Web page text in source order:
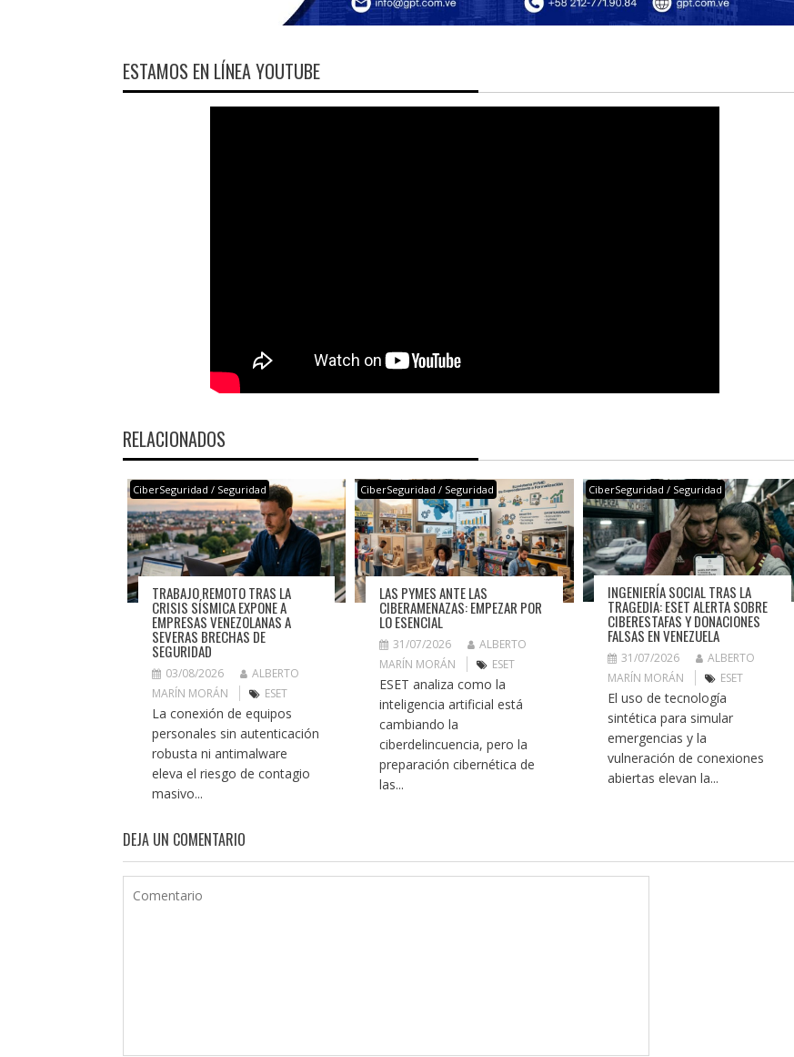
ESTAMOS EN LÍNEA YOUTUBE
RELACIONADOS
CiberSeguridad / Seguridad
TRABAJO REMOTO TRAS LA
CRISIS SÍSMICA EXPONE A
EMPRESAS VENEZOLANAS A
SEVERAS BRECHAS DE
SEGURIDAD
03/08/2026
ALBERTO
MARÍN MORÁN
ESET
La conexión de equipos
personales sin autenticación
robusta ni antimalware
eleva el riesgo de contagio
masivo...
CiberSeguridad / Seguridad
LAS PYMES ANTE LAS
CIBERAMENAZAS: EMPEZAR POR
LO ESENCIAL
31/07/2026
ALBERTO
MARÍN MORÁN
ESET
ESET analiza como la
inteligencia artificial está
cambiando la
ciberdelincuencia, pero la
preparación cibernética de
las...
CiberSeguridad / Seguridad
INGENIERÍA SOCIAL TRAS LA
TRAGEDIA: ESET ALERTA SOBRE
CIBERESTAFAS Y DONACIONES
FALSAS EN VENEZUELA
31/07/2026
ALBERTO
MARÍN MORÁN
ESET
El uso de tecnología
sintética para simular
emergencias y la
vulneración de conexiones
abiertas elevan la...
DEJA UN COMENTARIO